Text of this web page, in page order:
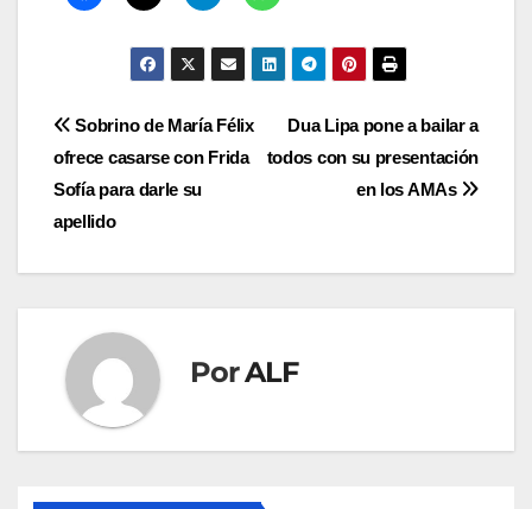
Navegación
de
entradas
Dua Lipa pone a bailar a
todos con su presentación
en los AMAs
Sobrino de María Félix
ofrece casarse con Frida
Sofía para darle su
apellido
PorALF